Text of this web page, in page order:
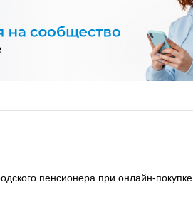
пенсионера при онлайн-покупке